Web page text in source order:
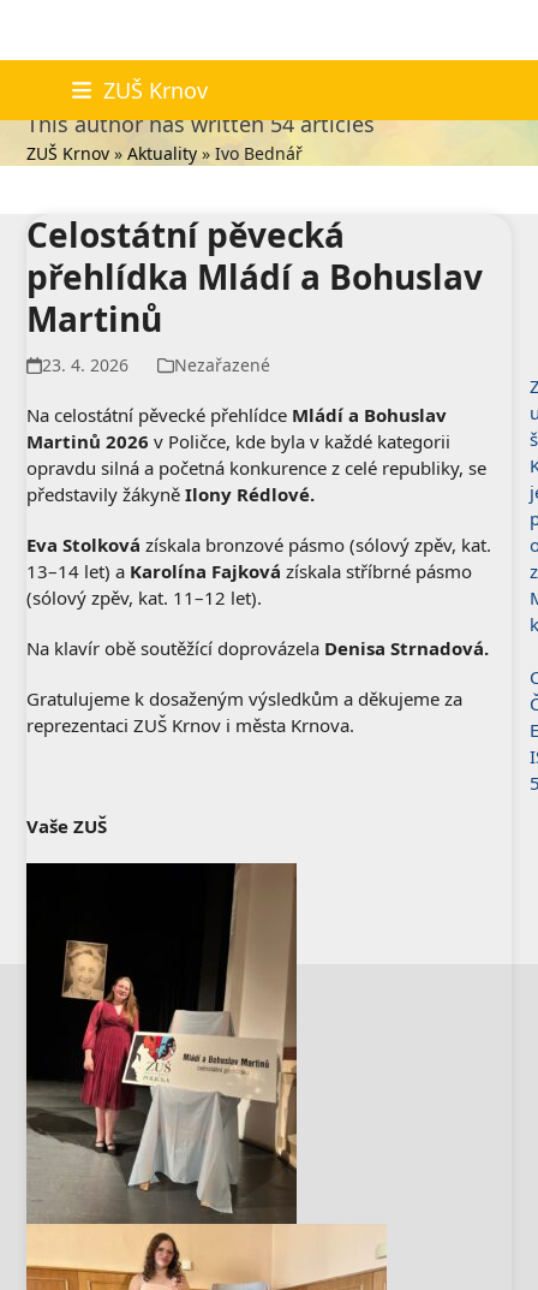
content
ZUŠ Krnov
Ivo Bednář
This author has written 54 articles
ZUŠ Krnov »Aktuality »Ivo Bednář
Celostátní pěvecká
přehlídka Mládí a Bohuslav
Martinů
23. 4. 2026 Nezařazené
Na celostátní pěvecké přehlídce Mládí a Bohuslav
Martinů 2026 v Poličce, kde byla v každé kategorii
opravdu silná a početná konkurence z celé republiky, se
představily žákyněIlony Rédlové.
Eva Stolková získala bronzové pásmo (sólový zpěv, kat.
13–14 let) a Karolína Fajková získala stříbrné pásmo
(sólový zpěv, kat. 11–12 let).
Na klavír obě soutěžící doprovázela Denisa Strnadová.
Gratulujeme k dosaženým výsledkům a děkujeme za
reprezentaci ZUŠ Krnov i města Krnova.
Vaše ZUŠ